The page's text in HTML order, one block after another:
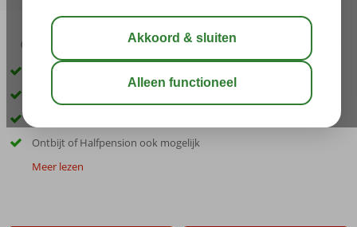
03:30
Gelegen in het prachtige Piskopiano
Ruime studio's
Ontbijt of Halfpension ook mogelijk
Meer lezen